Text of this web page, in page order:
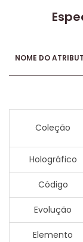
NOME DO
Coleção
Holográfico
Código
Evolução
Elemento